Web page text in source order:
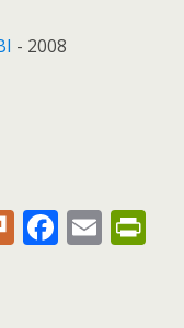
- 2008
Pl F E